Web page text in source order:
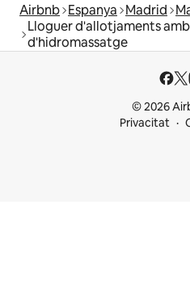
Airbnb Espanya Madrid
Lloguer d'allotjaments
d'hidromassatge
© 2026
Privacitat